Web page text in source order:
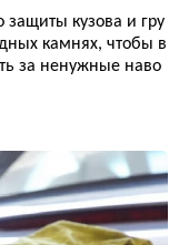
кузова и гру
камнях, чтобы в
за ненужные наво